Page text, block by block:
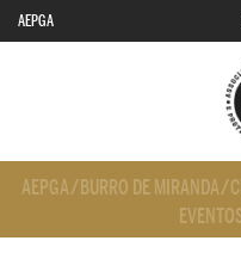
AEPGA
AEPGA/ BURRO DE MIRANDA/